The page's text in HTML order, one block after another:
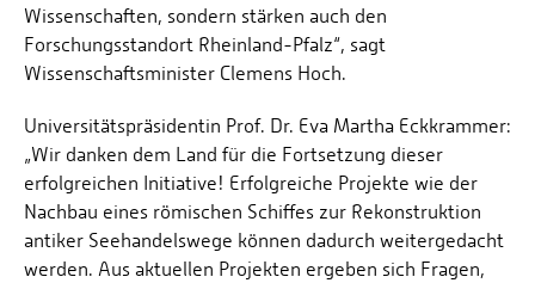
Wissenschaften, sondern stärken auch den
Forschungsstandort Rheinland-Pfalz“, sagt
Wissenschaftsminister Clemens Hoch.
Universitätspräsidentin Prof. Dr. Eva Martha Eckkrammer:
„Wir danken dem Land für die Fortsetzung dieser
erfolgreichen Initiative! Erfolgreiche Projekte wie der
Nachbau eines römischen Schiffes zur Rekonstruktion
antiker Seehandelswege können dadurch weitergedacht
werden. Aus aktuellen Projekten ergeben sich Fragen,